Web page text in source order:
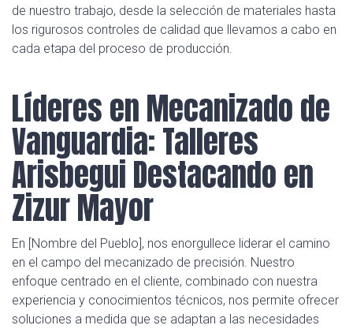
de nuestro trabajo, desde la selección de materiales hasta
los rigurosos controles de calidad que llevamos a cabo en
cada etapa del proceso de producción.
Líderes en Mecanizado de
Vanguardia: Talleres
Arisbegui Destacando en
Zizur Mayor
En [Nombre del Pueblo], nos enorgullece liderar el camino
en el campo del mecanizado de precisión. Nuestro
enfoque centrado en el cliente, combinado con nuestra
experiencia y conocimientos técnicos, nos permite ofrecer
soluciones a medida que se adaptan a las necesidades